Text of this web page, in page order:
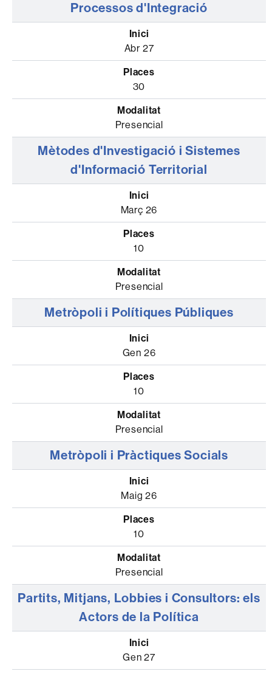
Processos d'Integració
Abr 27
30
Presencial
Mètodes d'Investigació i Sistemes
d'Informació Territorial
Març 26
10
Presencial
Metròpoli i Polítiques Públiques
Gen 26
10
Presencial
Metròpoli i Pràctiques Socials
Maig 26
10
Presencial
Partits, Mitjans, Lobbies i Consultors: els
Actors de la Política
Gen 27